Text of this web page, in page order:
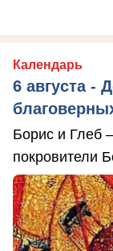
Календарь
6 августа -
Борис и Глеб
покровители